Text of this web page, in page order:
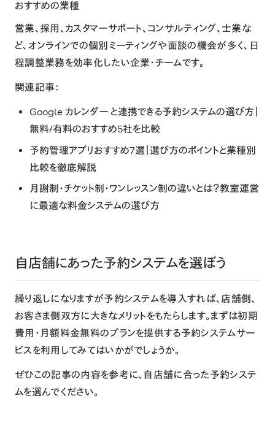
おすすめの業種
営業、採用、カスタマーサポート、コンサルティング、士業な
ど、オンラインでの個別ミーティングや面談の機会が多く、日
程調整業務を効率化したい企業・チームです。
関連記事：
Google カレンダー と連携できる予約システムの選び方｜
無料/有料のおすすめ5社を比較
予約管理アプリおすすめ7選｜選び方のポイントと業種別
比較を徹底解説
月謝制・チケット制・ワンレッスン制の違いとは？教室運営
に最適な料金システムの選び方
自店舗にあった予約システムを選ぼう
繰り返しになりますが予約システムを導入すれば、店舗側、
お客さま側双方に大きなメリットをもたらします。まずは初期
費用・月額料金無料のプランを提供する予約システムサー
ビスを利用してみてはいかがでしょうか。
ぜひこの記事の内容を参考に、自店舗に合った予約システ
ムを選んでください。